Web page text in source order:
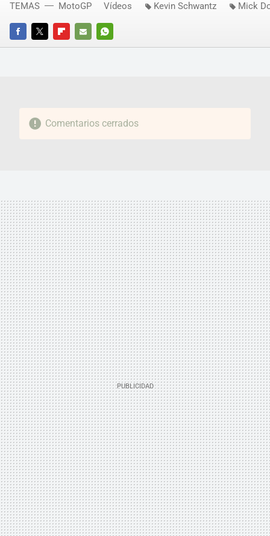
FACEBOOKTWITTERFLIPBOARD
E-
WHATSAPP
TEMAS MotoGP Vídeos Kevin Schwantz Mick
Comentarios cerrados